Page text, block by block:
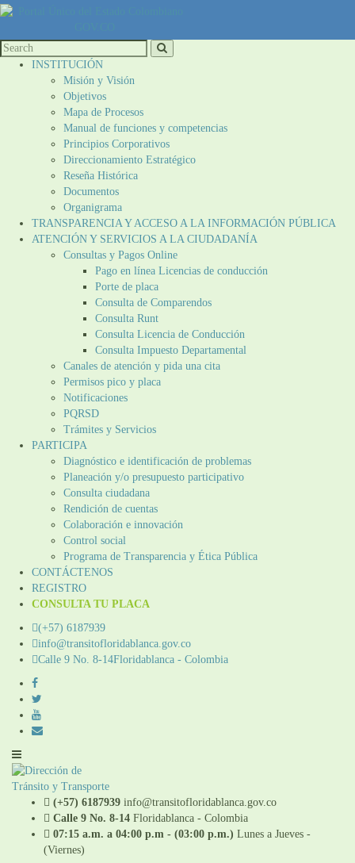
INSTITUCIÓN
Misión y Visión
Objetivos
Mapa de Procesos
Manual de funciones y competencias
Principios Corporativos
Direccionamiento Estratégico
Reseña Histórica
Documentos
Organigrama
TRANSPARENCIA Y ACCESO A LA INFORMACIÓN PÚBLICA
ATENCIÓN Y SERVICIOS A LA CIUDADANÍA
Consultas y Pagos Online
Pago en línea Licencias de conducción
Porte de placa
Consulta de Comparendos
Consulta Runt
Consulta Licencia de Conducción
Consulta Impuesto Departamental
Canales de atención y pida una cita
Permisos pico y placa
Notificaciones
PQRSD
Trámites y Servicios
PARTICIPA
Diagnóstico e identificación de problemas
Planeación y/o presupuesto participativo​
Consulta ciudadana
Rendición de cuentas
Colaboración e innovación
Control social
Programa de Transparencia y Ética Pública
CONTÁCTENOS
REGISTRO
CONSULTA TU PLACA
(+57) 6187939
info@transitofloridablanca.gov.co
Calle 9 No. 8-14Floridablanca - Colombia
(+57) 6187939 info@transitofloridablanca.gov.co
Calle 9 No. 8-14 Floridablanca - Colombia
07:15 a.m. a 04:00 p.m - (03:00 p.m.) Lunes a Jueves -
(Viernes)